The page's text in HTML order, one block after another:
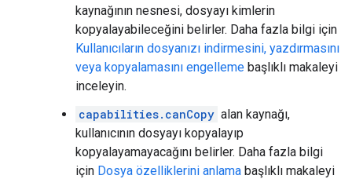
kaynağının nesnesi, dosyayı kimlerin
kopyalayabileceğini belirler. Daha fazla bilgi için
Kullanıcıların dosyanızı indirmesini, yazdırmasını
veya kopyalamasını engelleme başlıklı makaleyi
inceleyin.
capabilities.canCopy alan kaynağı,
kullanıcının dosyayı kopyalayıp
kopyalayamayacağını belirler. Daha fazla bilgi
için Dosya özelliklerini anlama başlıklı makaleyi